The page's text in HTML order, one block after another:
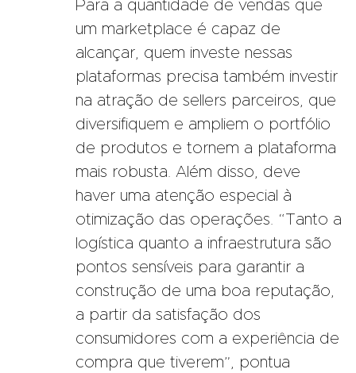
Para a quantidade de vendas que
um marketplace é capaz de
alcançar, quem investe nessas
plataformas precisa também investir
na atração de sellers parceiros, que
diversifiquem e ampliem o portfólio
de produtos e tornem a plataforma
mais robusta. Além disso, deve
haver uma atenção especial à
otimização das operações. “Tanto a
logística quanto a infraestrutura são
pontos sensíveis para garantir a
construção de uma boa reputação,
a partir da satisfação dos
consumidores com a experiência de
compra que tiverem”, pontua